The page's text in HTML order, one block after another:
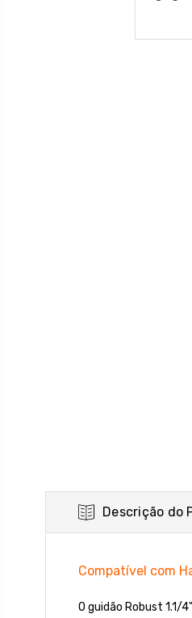
Descrição do
Compatível com
O guidão Robust